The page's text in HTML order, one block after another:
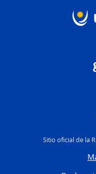
Sitio oficial de la